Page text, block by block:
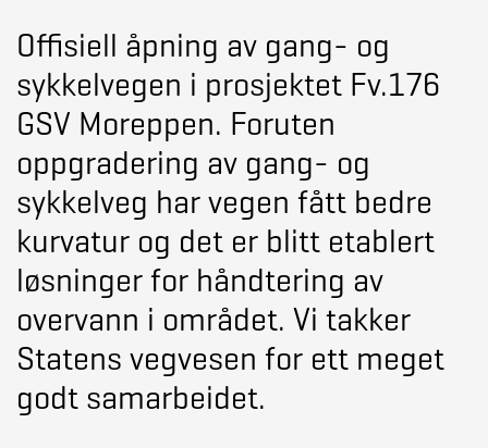
Offisiell åpning av gang- og
sykkelvegen i prosjektet Fv.176
GSV Moreppen. Foruten
oppgradering av gang- og
sykkelveg har vegen fått bedre
kurvatur og det er blitt etablert
løsninger for håndtering av
overvann i området. Vi takker
Statens vegvesen for ett meget
godt samarbeidet.